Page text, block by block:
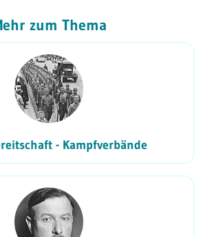
zum Thema
- Kampfverbände